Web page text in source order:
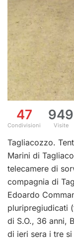
47
Condivisioni
949
Visite
Tagliacozzo.
Marini di
telecamere di
compagnia di
Edoardo
pluripregiudicati
di S.O., 36 anni,
di ieri sera i tre